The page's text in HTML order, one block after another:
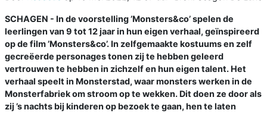
SCHAGEN - In de voorstelling ’Monsters&co’ spelen de
leerlingen van 9 tot 12 jaar in hun eigen verhaal, geïnspireerd
op de film ’Monsters&co’. In zelfgemaakte kostuums en zelf
gecreëerde personages tonen zij te hebben geleerd
vertrouwen te hebben in zichzelf en hun eigen talent. Het
verhaal speelt in Monsterstad, waar monsters werken in de
Monsterfabriek om stroom op te wekken. Dit doen ze door als
zij ’s nachts bij kinderen op bezoek te gaan, hen te laten